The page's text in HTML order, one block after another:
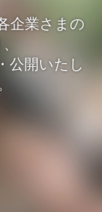
企業さまの
公開いたし